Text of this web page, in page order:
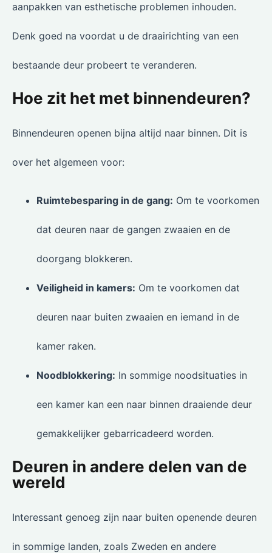
aanpakken van esthetische problemen inhouden.
Denk goed na voordat u de draairichting van een
bestaande deur probeert te veranderen.
Hoe zit het met binnendeuren?
Binnendeuren openen bijna altijd naar binnen. Dit is
over het algemeen voor:
Ruimtebesparing in de gang: Om te voorkomen
dat deuren naar de gangen zwaaien en de
doorgang blokkeren.
Veiligheid in kamers: Om te voorkomen dat
deuren naar buiten zwaaien en iemand in de
kamer raken.
Noodblokkering: In sommige noodsituaties in
een kamer kan een naar binnen draaiende deur
gemakkelijker gebarricadeerd worden.
Deuren in andere delen van de
wereld
Interessant genoeg zijn naar buiten openende deuren
in sommige landen, zoals Zweden en andere